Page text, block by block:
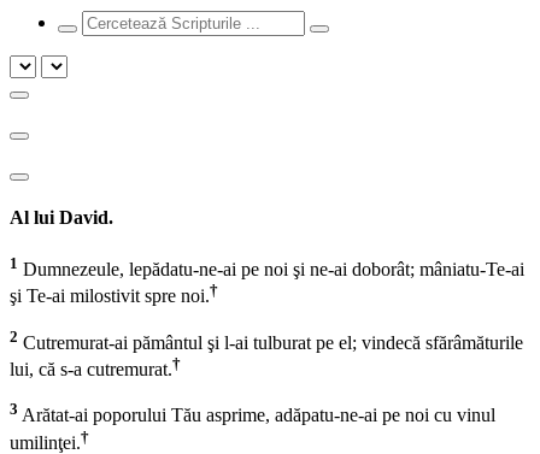
Al lui David.
1 Dumnezeule, lepădatu-ne-ai pe noi şi ne-ai doborât; mâniatu-Te-ai
şi Te-ai milostivit spre noi.†
2 Cutremurat-ai pământul şi l-ai tulburat pe el; vindecă sfărâmăturile
lui, că s-a cutremurat.†
3 Arătat-ai poporului Tău asprime, adăpatu-ne-ai pe noi cu vinul
umilinţei.†